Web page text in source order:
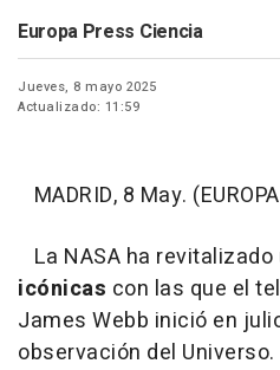
Europa Press Ciencia
Jueves, 8 mayo 2025
Actualizado: 11:59
MADRID, 8 May.
La NASA ha revitalizado
icónicas con las que el
James Webb inició en
observación del Universo.